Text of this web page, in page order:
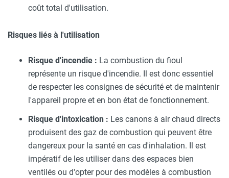
coût total d'utilisation.
Risques liés à l'utilisation
Risque d'incendie : La combustion du fioul
représente un risque d'incendie. Il est donc essentiel
de respecter les consignes de sécurité et de maintenir
l'appareil propre et en bon état de fonctionnement.
Risque d'intoxication : Les canons à air chaud directs
produisent des gaz de combustion qui peuvent être
dangereux pour la santé en cas d'inhalation. Il est
impératif de les utiliser dans des espaces bien
ventilés ou d'opter pour des modèles à combustion